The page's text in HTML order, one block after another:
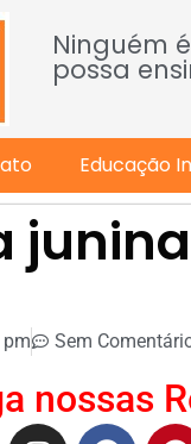
Ninguém
possa
Educação
pm Sem
nossas